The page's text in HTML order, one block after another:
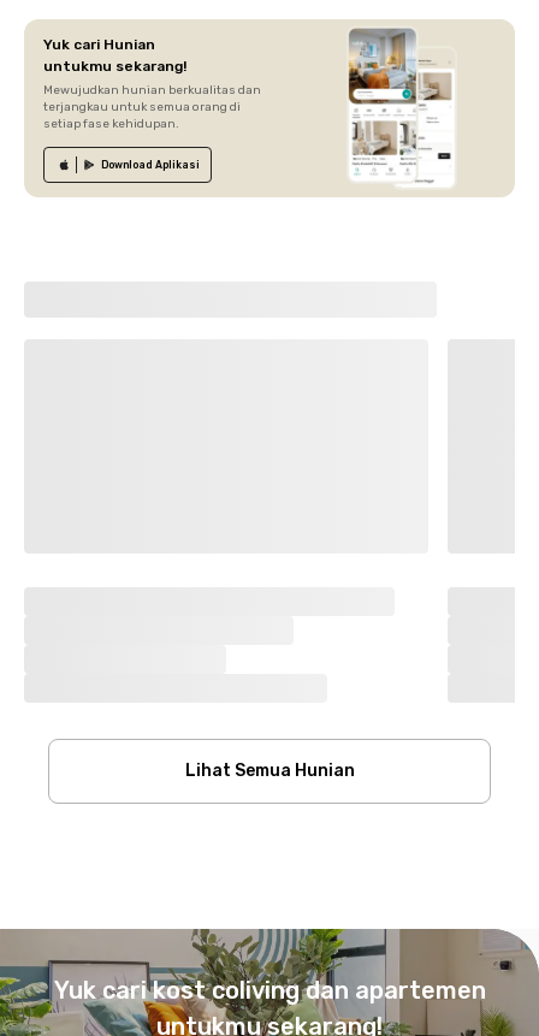
Yuk cari Hunian
untukmu sekarang!
Mewujudkan hunian berkualitas dan
terjangkau untuk semua orang di
setiap fase kehidupan.
Download Aplikasi
Lihat Semua Hunian
Yuk cari kost coliving dan apartemen
untukmu sekarang!